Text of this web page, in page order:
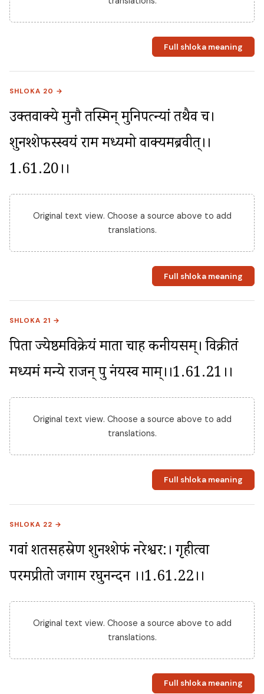
Full shloka meaning
SHLOKA 20 →
उक्तवाक्ये मुनौ तस्मिन् मुनिपत्न्यां तथैव च।
शुनश्शेफस्स्वयं राम मध्यमो वाक्यमब्रवीत्।।
1.61.20।।
Original text view. Choose a source above to add
translations.
Full shloka meaning
SHLOKA 21 →
पिता ज्येष्ठमविक्रेयं माता चाह कनीयसम्। विक्रीतं
मध्यमं मन्ये राजन् पुत्रं नयस्व माम्।।1.61.21।।
Original text view. Choose a source above to add
translations.
Full shloka meaning
SHLOKA 22 →
गवां शतसहस्रेण शुनश्शेफं नरेश्वर:। गृहीत्वा
परमप्रीतो जगाम रघुनन्दन ।।1.61.22।।
Original text view. Choose a source above to add
translations.
Full shloka meaning